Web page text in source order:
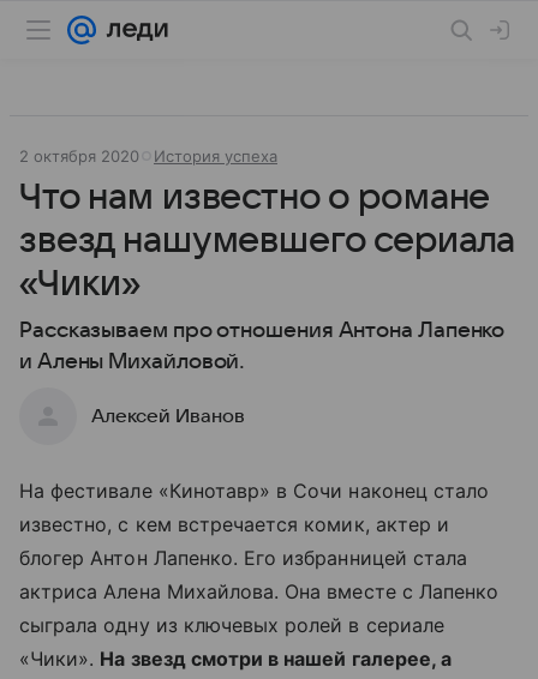
2 октября 2020 История успеха
Что нам известно о романе
звезд нашумевшего сериала
«Чики»
Рассказываем про отношения Антона Лапенко
и Алены Михайловой.
Алексей Иванов
На фестивале «Кинотавр» в Сочи наконец стало
известно, с кем встречается комик, актер и
блогер Антон Лапенко. Его избранницей стала
актриса Алена Михайлова. Она вместе с Лапенко
сыграла одну из ключевых ролей в сериале
«Чики». На звезд смотри в нашей галерее, а